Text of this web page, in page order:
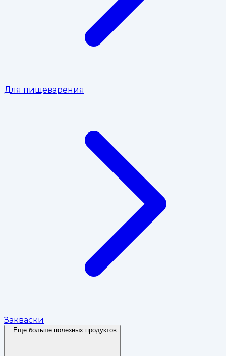
Для пищеварения
Закваски
Еще больше полезных продуктов